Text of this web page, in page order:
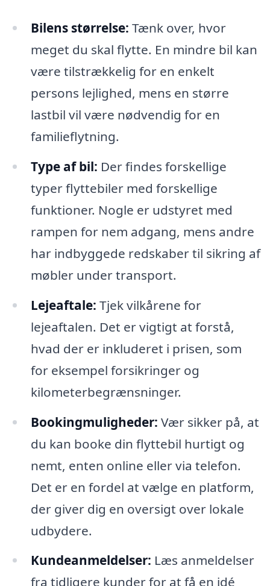
Bilens størrelse: Tænk over, hvor
meget du skal flytte. En mindre bil kan
være tilstrækkelig for en enkelt
persons lejlighed, mens en større
lastbil vil være nødvendig for en
familieflytning.
Type af bil: Der findes forskellige
typer flyttebiler med forskellige
funktioner. Nogle er udstyret med
rampen for nem adgang, mens andre
har indbyggede redskaber til sikring af
møbler under transport.
Lejeaftale: Tjek vilkårene for
lejeaftalen. Det er vigtigt at forstå,
hvad der er inkluderet i prisen, som
for eksempel forsikringer og
kilometerbegrænsninger.
Bookingmuligheder: Vær sikker på, at
du kan booke din flyttebil hurtigt og
nemt, enten online eller via telefon.
Det er en fordel at vælge en platform,
der giver dig en oversigt over lokale
udbydere.
Kundeanmeldelser: Læs anmeldelser
fra tidligere kunder for at få en idé